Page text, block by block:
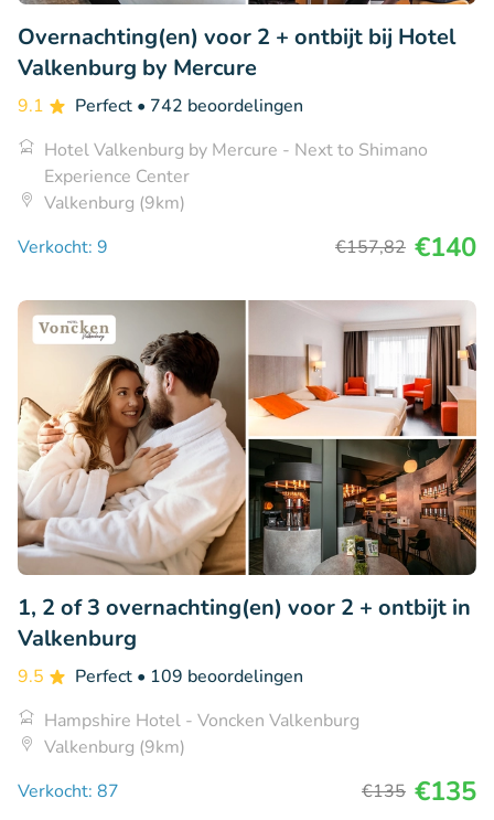
Overnachting(en) voor 2 + ontbijt bij Hotel
Valkenburg by Mercure
9.1 Perfect • 742 beoordelingen
Hotel Valkenburg by Mercure - Next to Shimano
Experience Center
Valkenburg (9km)
Verkocht: 9
€157,82 €140
1, 2 of 3 overnachting(en) voor 2 + ontbijt in
Valkenburg
9.5 Perfect • 109 beoordelingen
Hampshire Hotel - Voncken Valkenburg
Valkenburg (9km)
Verkocht: 87
€135 €135